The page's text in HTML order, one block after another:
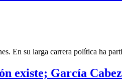
En su larga carrera política ha
existe; García